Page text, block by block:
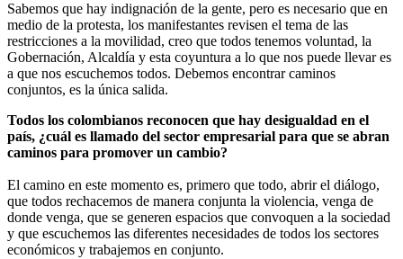
Sabemos que hay indignación de la gente, pero es necesario que en
medio de la protesta, los manifestantes revisen el tema de las
restricciones a la movilidad, creo que todos tenemos voluntad, la
Gobernación, Alcaldía y esta coyuntura a lo que nos puede llevar es
a que nos escuchemos todos. Debemos encontrar caminos
conjuntos, es la única salida.
Todos los colombianos reconocen que hay desigualdad en el
país, ¿cuál es llamado del sector empresarial para que se abran
caminos para promover un cambio?
El camino en este momento es, primero que todo, abrir el diálogo,
que todos rechacemos de manera conjunta la violencia, venga de
donde venga, que se generen espacios que convoquen a la sociedad
y que escuchemos las diferentes necesidades de todos los sectores
económicos y trabajemos en conjunto.